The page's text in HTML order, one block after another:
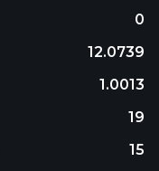
0
12.0739
1.0013
19
15